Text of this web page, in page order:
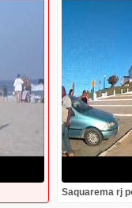
Saquarema rj